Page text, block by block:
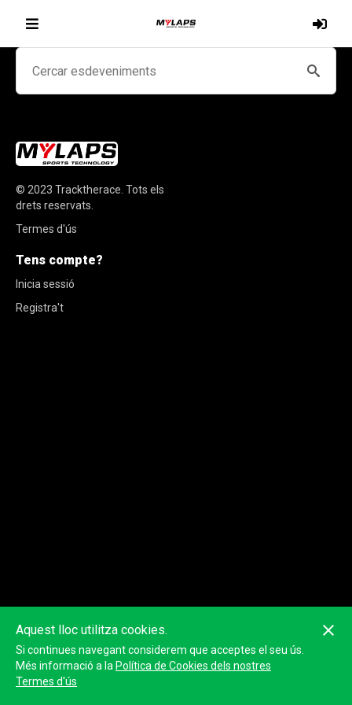
© 2023 Tracktherace Tots els
drets reservats.
Termes d'ús
Tens compte?
Inicia sessió
Registra't
Aquest lloc utilitza cookies.
Si continues navegant considerem que acceptes el seu ús.
Més informació a la Política de Cookies dels nostres
Termes d'ús